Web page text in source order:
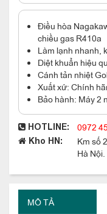
Điều hòa
chiều gas R410a
Làm lạnh nhanh,
Diệt khuẩn hiệu
Cánh tản nhiệt
Xuất xứ: Chính
Bảo hành: Máy 2
HOTLINE: 0972
Kho HN:
Km số
Hà Nội.
MÔ TẢ